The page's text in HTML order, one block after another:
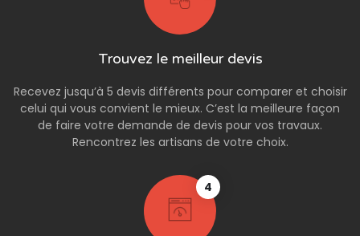
Trouvez le meilleur devis
Recevez jusqu’à 5 devis différents pour comparer et choisir
celui qui vous convient le mieux. C’est la meilleure façon
de faire votre demande de devis pour vos travaux.
Rencontrez les artisans de votre choix.
4